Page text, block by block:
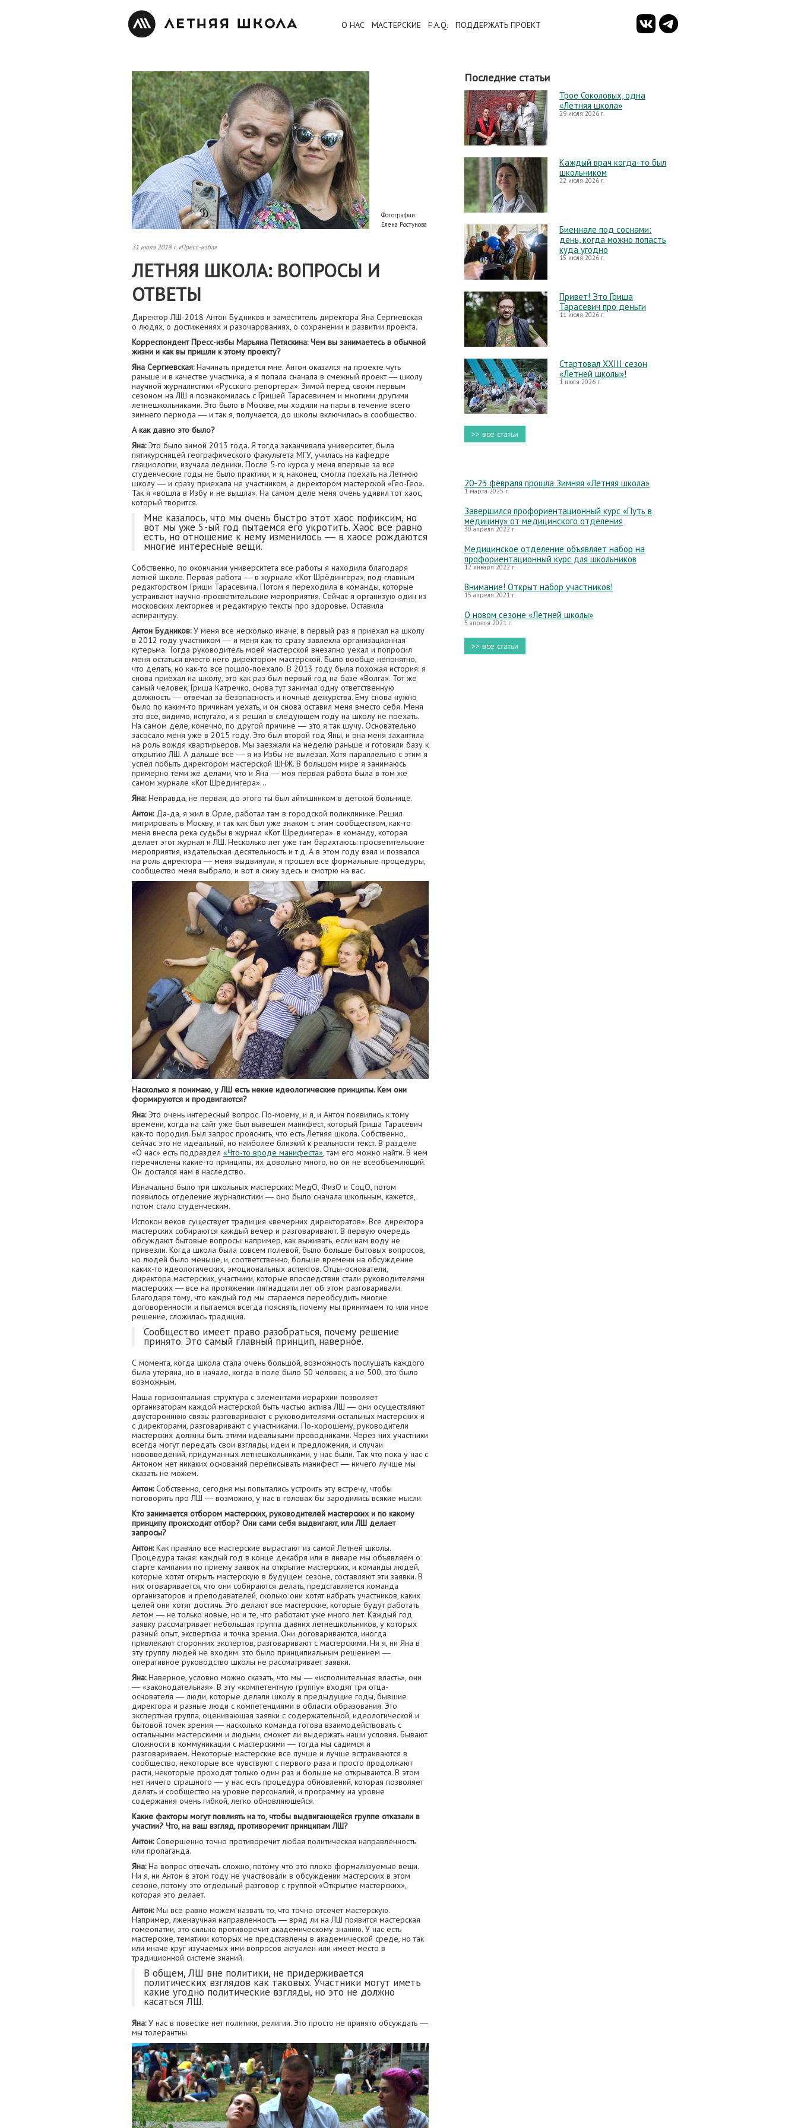
О НАС МАСТЕРСКИЕ F.A.Q. ПОДДЕРЖАТЬ ПРОЕКТ
Фотографии:
Елена Ростунова
31 июля 2018 г. «Пресс-изба»
ЛЕТНЯЯ ШКОЛА: ВОПРОСЫ И
ОТВЕТЫ
Директор ЛШ-2018 Антон Будников и заместитель директора Яна Сергиевская
о людях, о достижениях и разочарованиях, о сохранении и развитии проекта.
Корреспондент Пресс-избы Марьяна Петяскина: Чем вы занимаетесь в обычной
жизни и как вы пришли к этому проекту?
Яна Сергиевская:Начинать придется мне. Антон оказался на проекте чуть
раньше и в качестве участника, а я попала сначала в смежный проект ― школу
научной журналистики «Русского репортера». Зимой перед своим первым
сезоном на ЛШ я познакомилась с Гришей Тарасевичем и многими другими
летнешкольниками. Это было в Москве, мы ходили на пары в течение всего
зимнего периода ― и так я, получается, до школы включилась в сообщество.
А как давно это было?
Яна:Это было зимой 2013 года. Я тогда заканчивала университет, была
пятикурсницей географического факультета МГУ, училась на кафедре
гляциологии, изучала ледники. После 5-го курса у меня впервые за все
студенческие годы не было практики, и я, наконец, смогла поехать на Летнюю
школу ― и сразу приехала не участником, а директором мастерской «Гео-Гео».
Так я «вошла в Избу и не вышла». На самом деле меня очень удивил тот хаос,
который творится.
Мне казалось, что мы очень быстро этот хаос пофиксим, но
вот мы уже 5-ый год пытаемся его укротить. Хаос все равно
есть, но отношение к нему изменилось ― в хаосе рождаются
многие интересные вещи.
Собственно, по окончании университета все работы я находила благодаря
летней школе. Первая работа ― в журнале «Кот Шрёдингера», под главным
редакторством Гриши Тарасевича. Потом я переходила в команды, которые
устраивают научно-просветительские мероприятия. Сейчас я организую один из
московских лекториев и редактирую тексты про здоровье. Оставила
аспирантуру.
Антон Будников:У меня все несколько иначе, в первый раз я приехал на школу
в 2012 году участником ― и меня как-то сразу завлекла организационная
кутерьма. Тогда руководитель моей мастерской внезапно уехал и попросил
меня остаться вместо него директором мастерской. Было вообще непонятно,
что делать, но как-то все пошло-поехало. В 2013 году была похожая история: я
снова приехал на школу, это как раз был первый год на базе «Волга». Тот же
самый человек, Гриша Катречко, снова тут занимал одну ответственную
должность ― отвечал за безопасность и ночные дежурства. Ему снова нужно
было по каким-то причинам уехать, и он снова оставил меня вместо себя. Меня
это все, видимо, испугало, и я решил в следующем году на школу не поехать.
На самом деле, конечно, по другой причине ― это я так шучу. Основательно
засосало меня уже в 2015 году. Это был второй год Яны, и она меня захантила
на роль вождя квартирьеров. Мы заезжали на неделю раньше и готовили базу к
открытию ЛШ. А дальше все ― я из Избы не вылезал. Хотя параллельно с этим я
успел побыть директором мастерской ШНЖ. В большом мире я занимаюсь
примерно теми же делами, что и Яна ― моя первая работа была в том же
самом журнале «Кот Шредингера»...
Яна:Неправда, не первая, до этого ты был айтишником в детской больнице.
Антон:Да-да, я жил в Орле, работал там в городской поликлинике. Решил
мигрировать в Москву, и так как был уже знаком с этим сообществом, как-то
меня внесла река судьбы в журнал «Кот Шредингера». в команду, которая
делает этот журнал и ЛШ. Несколько лет уже там барахтаюсь: просветительские
мероприятия, издательская десятельность и т.д. А в этом году взял и позвался
на роль директора ― меня выдвинули, я прошел все формальные процедуры,
сообщество меня выбрало, и вот я сижу здесь и смотрю на вас.
Насколько я понимаю, у ЛШ есть некие идеологические принципы. Кем они
формируются и продвигаются?
Яна:Это очень интересный вопрос. По-моему, и я, и Антон появились к тому
времени, когда на сайт уже был вывешен манифест, который Гриша Тарасевич
как-то породил. Был запрос прояснить, что есть Летняя школа. Собственно,
сейчас это не идеальный, но наиболее близкий к реальности текст. В разделе
«О нас» есть подраздел «Что-то вроде манифеста», там его можно найти. В нем
перечислены какие-то принципы, их довольно много, но он не всеобъемлющий.
Он достался нам в наследство.
Изначально было три школьных мастерских: МедО, ФизО и СоцО, потом
появилось отделение журналистики ― оно было сначала школьным, кажется,
потом стало студенческим.
Испокон веков существует традиция «вечерних директоратов». Все директора
мастерских собираются каждый вечер и разговаривают. В первую очередь
обсуждают бытовые вопросы: например, как выживать, если нам воду не
привезли. Когда школа была совсем полевой, было больше бытовых вопросов,
но людей было меньше, и, соответственно, больше времени на обсуждение
каких-то идеологических, эмоциональных аспектов. Отцы-основатели,
директора мастерских, участники, которые впоследствии стали руководителями
мастерских ― все на протяжении пятнадцати лет об этом разговаривали.
Благодаря тому, что каждый год мы стараемся переобсудить многие
договоренности и пытаемся всегда пояснять, почему мы принимаем то или иное
решение, сложилась традиция.
Сообщество имеет право разобраться, почему решение
принято. Это самый главный принцип, наверное.
С момента, когда школа стала очень большой, возможность послушать каждого
была утеряна, но в начале, когда в поле было 50 человек, а не 500, это было
возможным.
Наша горизонтальная структура с элементами иерархии позволяет
организаторам каждой мастерской быть частью актива ЛШ ― они осуществляют
двустороннюю связь: разговаривают с руководителями остальных мастерских и
с директорами, разговаривают с участниками. По-хорошему, руководители
мастерских должны быть этими идеальными проводниками. Через них участники
всегда могут передать свои взгляды, идеи и предложения, и случаи
нововведений, придуманных летнешкольниками, у нас были. Так что пока у нас с
Антоном нет никаких оснований переписывать манифест ― ничего лучше мы
сказать не можем.
Антон:Собственно, сегодня мы попытались устроить эту встречу, чтобы
поговорить про ЛШ ― возможно, у нас в головах бы зародились всякие мысли.
Кто занимается отбором мастерских, руководителей мастерских и по какому
принципу происходит отбор? Они сами себя выдвигают, или ЛШ делает
запросы?
Антон:Как правило все мастерские вырастают из самой Летней школы.
Процедура такая: каждый год в конце декабря или в январе мы объявляем о
старте кампании по приему заявок на открытие мастерских, и команды людей,
которые хотят открыть мастерскую в будущем сезоне, составляют эти заявки. В
них оговаривается, что они собираются делать, представляется команда
организаторов и преподавателей, сколько они хотят набрать участников, каких
целей они хотят достичь. Это делают все мастерские, которые будут работать
летом ― не только новые, но и те, что работают уже много лет. Каждый год
заявку рассматривает небольшая группа давних летнешкольников, у которых
разный опыт, экспертиза и точка зрения. Они договариваются, иногда
привлекают сторонних экспертов, разговаривают с мастерскими. Ни я, ни Яна в
эту группу людей не входим: это было принципиальным решением ―
оперативное руководство школы не рассматривает заявки.
Яна:Наверное, условно можно сказать, что мы ― «исполнительная власть», они
― «законодательная». В эту «компетентную группу» входят три отца-
основателя ― люди, которые делали школу в предыдущие годы, бывшие
директора и разные люди с компетенциями в области образования. Это
экспертная группа, оценивающая заявки с содержательной, идеологической и
бытовой точек зрения ― насколько команда готова взаимодействовать с
остальными мастерскими и людьми, сможет ли выдержать наши условия. Бывают
сложности в коммуникации с мастерскими ― тогда мы садимся и
разговариваем. Некоторые мастерские все лучше и лучше встраиваются в
сообщество, некоторые все чувствуют с первого раза и просто продолжают
расти, некоторые проходят только один раз и больше не открываются. В этом
нет ничего страшного ― у нас есть процедура обновлений, которая позволяет
делать и сообщество на уровне персоналий, и программу на уровне
содержания очень гибкой, легко обновляющейся.
Какие факторы могут повлиять на то, чтобы выдвигающейся группе отказали в
участии? Что, на ваш взгляд, противоречит принципам ЛШ?
Антон:Совершенно точно противоречит любая политическая направленность
или пропаганда.
Яна:На вопрос отвечать сложно, потому что это плохо формализуемые вещи.
Ни я, ни Антон в этом году не участвовали в обсуждении мастерских в этом
сезоне, потому это отдельный разговор с группой «Открытие мастерских»,
которая это делает.
Антон:Мы все равно можем назвать то, что точно отсечет мастерскую.
Например, лженаучная направленность ― вряд ли на ЛШ появится мастерская
гомеопатии, это сильно противоречит академическому знанию. У нас есть
мастерские, тематики которых не представлены в академической среде, но так
или иначе круг изучаемых ими вопросов актуален или имеет место в
традиционной системе знаний.
В общем, ЛШ вне политики, не придерживается
политических взглядов как таковых. Участники могут иметь
какие угодно политические взгляды, но это не должно
касаться ЛШ.
Яна:У нас в повестке нет политики, религии. Это просто не принято обсуждать ―
мы толерантны.
Последние статьи
Трое Соколовых, одна
«Летняя школа»
29 июля 2026 г.
Каждый врач когда-то был
школьником
22 июля 2026 г.
Биеннале под соснами:
день, когда можно попасть
куда угодно
15 июля 2026 г.
Привет! Это Гриша
Тарасевич про деньги
11 июля 2026 г.
Стартовал XXIII сезон
«Летней школы»!
1 июля 2026 г.
>> все статьи
20-23 февраля прошла Зимняя «Летняя школа»
1 марта 2025 г.
Завершился профориентационный курс «Путь в
медицину» от медицинского отделения
30 апреля 2022 г.
Медицинское отделение объявляет набор на
профориентационный курс для школьников
12 января 2022 г.
Внимание! Открыт набор участников!
15 апреля 2021 г.
О новом сезоне «Летней школы»
5 апреля 2021 г.
>> все статьи